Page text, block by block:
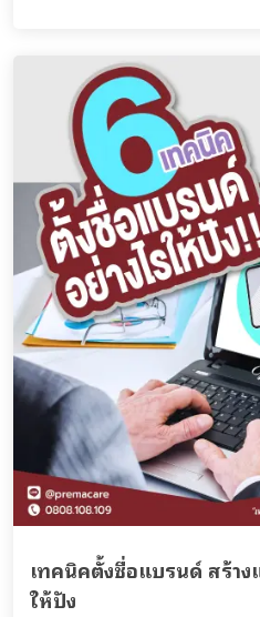
เทคนิคตั้งชื่อแบรนด์ สร้า
ให้ปัง